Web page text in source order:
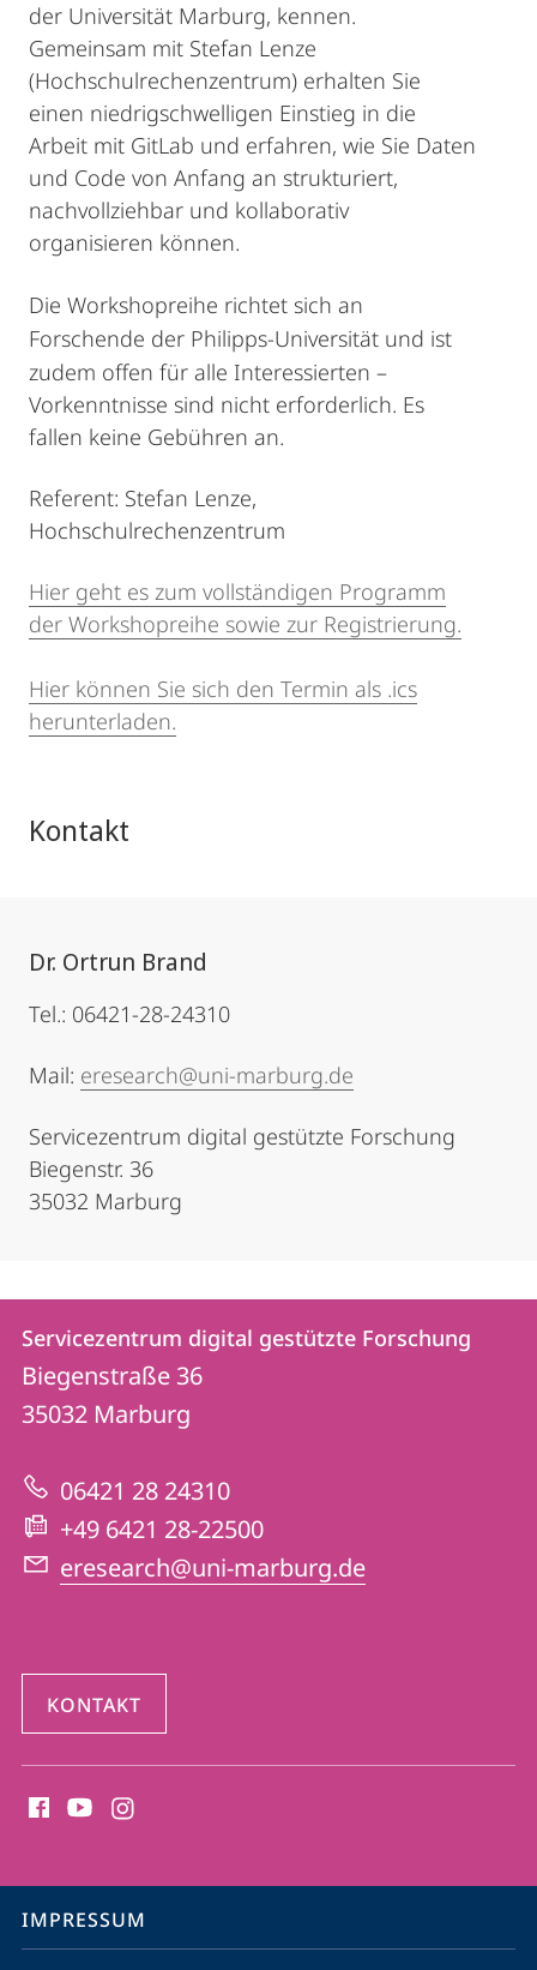
der Universität Marburg, kennen.
Gemeinsam mit Stefan Lenze
(Hochschulrechenzentrum) erhalten Sie
einen niedrigschwelligen Einstieg in die
Arbeit mit GitLab und erfahren, wie Sie Daten
und Code von Anfang an strukturiert,
nachvollziehbar und kollaborativ
organisieren können.
Die Workshopreihe richtet sich an
Forschende der Philipps-Universität und ist
zudem offen für alle Interessierten –
Vorkenntnisse sind nicht erforderlich. Es
fallen keine Gebühren an.
Referent: Stefan Lenze,
Hochschulrechenzentrum
Hier geht es zum vollständigen Programm
der Workshopreihe sowie zur Registrierung.
Hier können Sie sich den Termin als .ics
herunterladen.
Kontakt
Dr. Ortrun Brand
Tel.: 06421-28-24310
Mail: eresearch@uni-marburg.de
Servicezentrum digital gestützte Forschung
Biegenstr. 36
35032 Marburg
Kontakt
und
Informationen
zur
Website
Kontaktinformationen
Servicezentrum
digital
Forschung
Servicezentrum digital gestützte Forschung
Biegenstraße 36
35032 Marburg
06421 28 24310
+49 6421 28-22500
eresearch@uni-marburg.de
KONTAKT
Media
Service-
Navigation
IMPRESSUM